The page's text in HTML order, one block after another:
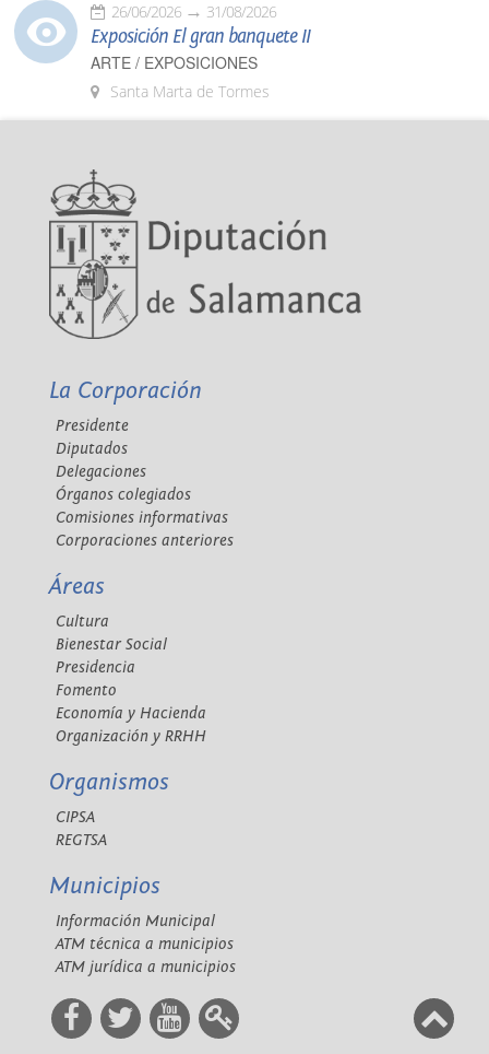
26/06/2026 31/08/2026
Exposición El gran banquete II
ARTE / EXPOSICIONES
Santa Marta de Tormes
La Corporación
Presidente
Diputados
Delegaciones
Órganos colegiados
Comisiones informativas
Corporaciones anteriores
Áreas
Cultura
Bienestar Social
Presidencia
Fomento
Economía y Hacienda
Organización y RRHH
Organismos
CIPSA
REGTSA
Municipios
Información Municipal
ATM técnica a municipios
ATM jurídica a municipios